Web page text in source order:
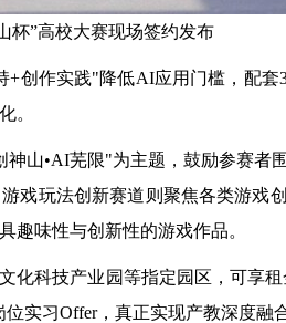
杯”高校大赛现场签约发布
创作实践"降低AI应用门槛，配套
。
山•AI芜限"为主题，鼓励参赛者
戏玩法创新赛道则聚焦各类游戏
趣味性与创新性的游戏作品。
化科技产业园等指定园区，可享
实习Offer，真正实现产教深度融合